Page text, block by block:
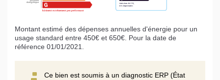
Montant estimé des dépenses annuelles d'énergie pour un
usage standard entre 450€ et 650€. Pour la date de
référence 01/01/2021.
Ce bien est soumis à un diagnostic ERP (État